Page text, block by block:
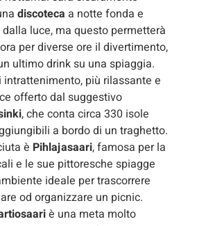
discoteca a notte fonda e
luce, ma questo permetterà
per diverse ore il divertimento,
ultimo drink su una spiaggia.
intrattenimento, più rilassante e
offerto dal suggestivo
, che conta circa 330 isole
a bordo di un traghetto.
è Pihlajasaari, famosa per la
e le sue pittoresche spiagge
ideale per trascorrere
od organizzare un picnic.
è una meta molto